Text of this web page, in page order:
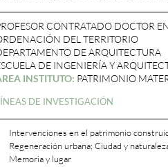
CONTRATADO DOCTOR
DEL TERRITORIO
DE ARQUITECTURA
DE INGENIERÍA Y
INSTITUTO: PATRIMONIO
DE INVESTIGACIÓN
Intervenciones en el patrimonio
Regeneración urbana; Ciudad y
Memoria y lugar